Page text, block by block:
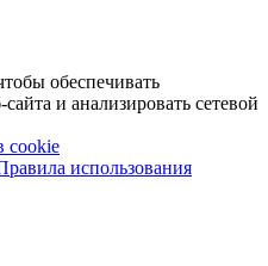
обеспечивать
и анализировать сетевой
cookie
использования